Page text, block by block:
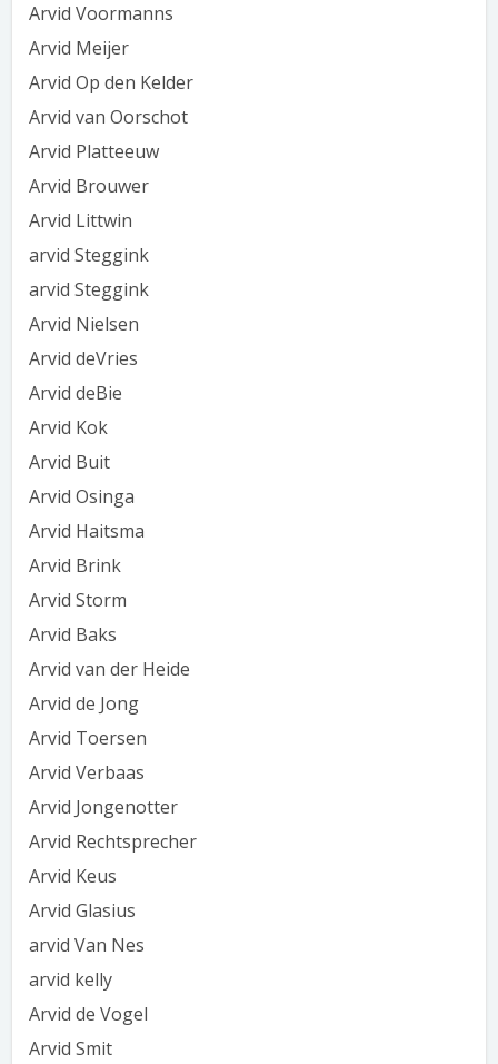
Arvid Voormanns
Arvid Meijer
Arvid Op den Kelder
Arvid van Oorschot
Arvid Platteeuw
Arvid Brouwer
Arvid Littwin
arvid Steggink
arvid Steggink
Arvid Nielsen
Arvid deVries
Arvid deBie
Arvid Kok
Arvid Buit
Arvid Osinga
Arvid Haitsma
Arvid Brink
Arvid Storm
Arvid Baks
Arvid van der Heide
Arvid de Jong
Arvid Toersen
Arvid Verbaas
Arvid Jongenotter
Arvid Rechtsprecher
Arvid Keus
Arvid Glasius
arvid Van Nes
arvid kelly
Arvid de Vogel
Arvid Smit